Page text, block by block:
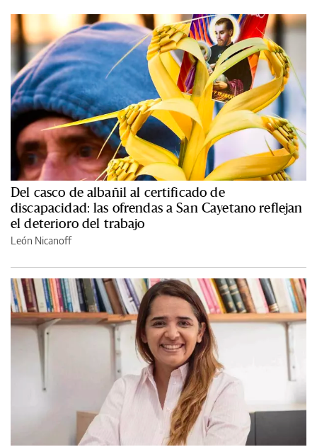
Del casco de albañil al certificado de
discapacidad: las ofrendas a San Cayetano reflejan
el deterioro del trabajo
León Nicanoff